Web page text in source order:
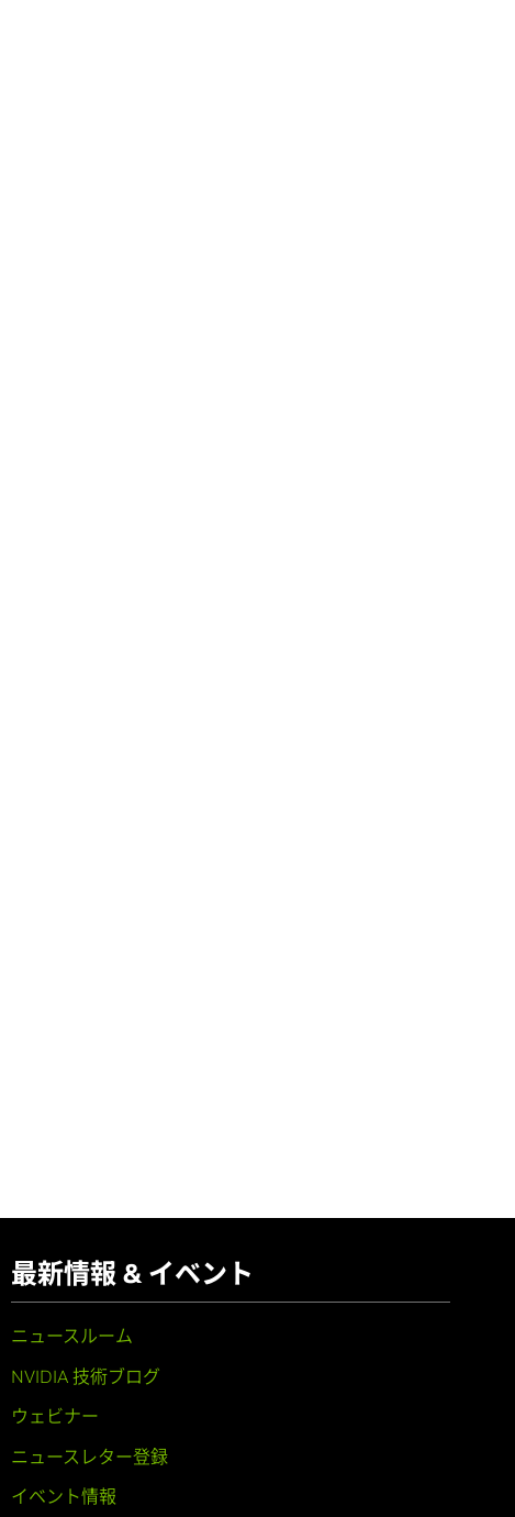
最新情報 & イベント
ニュースルーム
NVIDIA 技術ブログ
ウェビナー
ニュースレター登録
イベント情報